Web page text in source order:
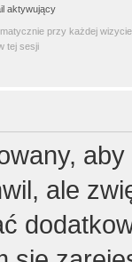
aktywujący
przy każdej wizycie
tej sesji
ale